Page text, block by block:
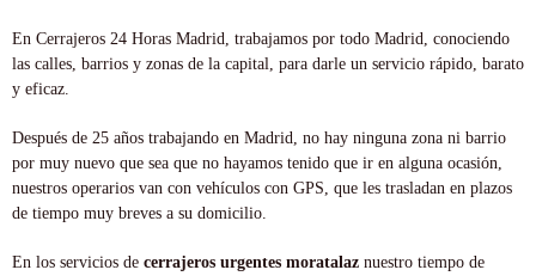
En Cerrajeros 24 Horas Madrid, trabajamos por todo Madrid, conociendo
las calles, barrios y zonas de la capital, para darle un servicio rápido, barato
y eficaz.
Después de 25 años trabajando en Madrid, no hay ninguna zona ni barrio
por muy nuevo que sea que no hayamos tenido que ir en alguna ocasión,
nuestros operarios van con vehículos con GPS, que les trasladan en plazos
de tiempo muy breves a su domicilio.
En los servicios de cerrajeros urgentes moratalaz nuestro tiempo de